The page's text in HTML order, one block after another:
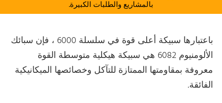
بالمشاريع والطلبات الكبيرة.
باعتبارها سبيكة أعلى قوة في سلسلة 6000 ، فإن سبائك
الألومنيوم 6082 هي سبيكة هيكلية متوسطة القوة
معروفة بمقاومتها الممتازة للتآكل وخصائصها الميكانيكية
الفائقة.